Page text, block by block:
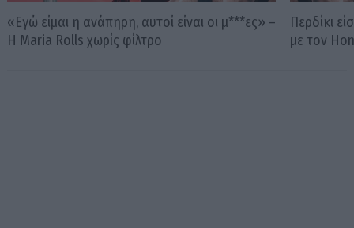
«Εγώ είμαι η ανάπηρη, αυτοί είναι οι μ***ες» –
Η Maria Rolls χωρίς φίλτρο
Περδίκι
με τον